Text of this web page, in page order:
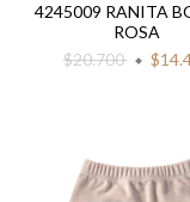
4245009 RANITA
ROSA
$20.700